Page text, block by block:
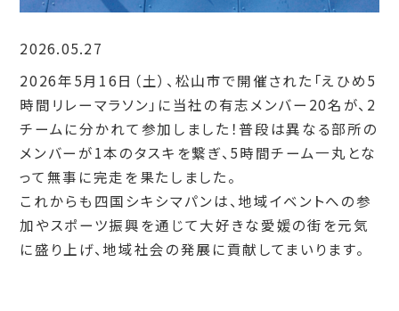
2026.05.27
2026年5月16日（土）、松山市で開催された「えひめ5
時間リレーマラソン」に当社の有志メンバー20名が、2
チームに分かれて参加しました！普段は異なる部所の
メンバーが1本のタスキを繋ぎ、5時間チーム一丸とな
って無事に完走を果たしました。
これからも四国シキシマパンは、地域イベントへの参
加やスポーツ振興を通じて大好きな愛媛の街を元気
に盛り上げ、地域社会の発展に貢献してまいります。